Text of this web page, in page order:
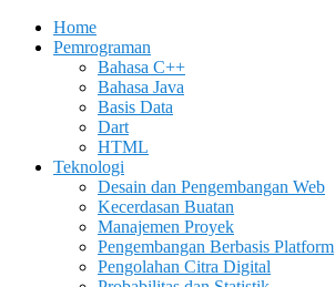
Home
Pemrograman
Bahasa C++
Bahasa Java
Basis Data
Dart
HTML
Teknologi
Desain dan Pengembangan Web
Kecerdasan Buatan
Manajemen Proyek
Pengembangan Berbasis Platform
Pengolahan Citra Digital